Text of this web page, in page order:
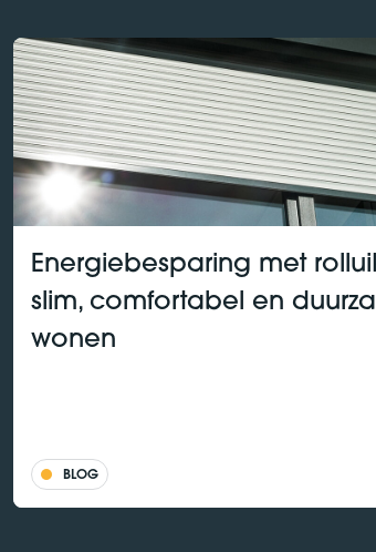
Energiebesparing met
slim, comfortabel en
wonen
BLOG